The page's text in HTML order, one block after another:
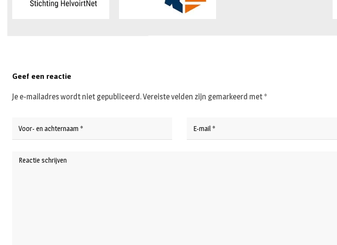
Geef een reactie
Je e-mailadres wordt niet gepubliceerd.Vereiste velden zijn gemarkeerd met *